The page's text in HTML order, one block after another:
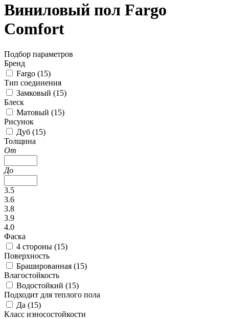
Виниловый пол Fargo
Comfort
Подбор параметров
Бренд
Fargo (15)
Тип соединения
Замковый (15)
Блеск
Матовый (15)
Рисунок
Дуб (15)
Толщина
От
До
3.5
3.6
3.8
3.9
4.0
Фаска
4 стороны (15)
Поверхность
Брашированная (15)
Влагостойкость
Водостойкий (15)
Подходит для теплого пола
Да (15)
Класс износостойкости